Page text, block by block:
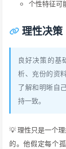
个性特征可
理性决策
良好决策的基
析、充份的资
了解和明晰自
持一致。
💡 理性只是一个
的。他假定每个